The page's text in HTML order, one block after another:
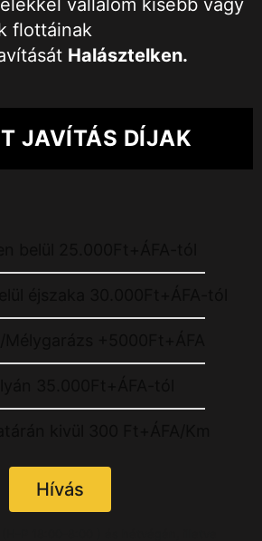
flottáinak
Halásztelken.
JAVÍTÁS DÍJAK
Hívás